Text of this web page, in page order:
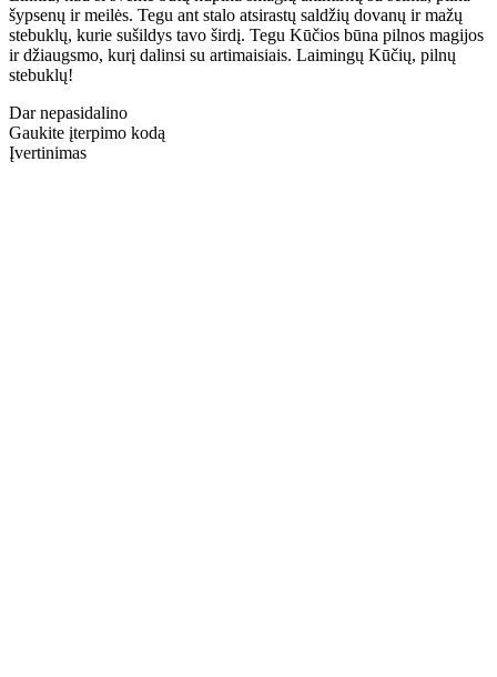
šypsenų ir meilės. Tegu ant stalo atsirastų saldžių dovanų ir mažų
stebuklų, kurie sušildys tavo širdį. Tegu Kūčios būna pilnos magijos
ir džiaugsmo, kurį dalinsi su artimaisiais. Laimingų Kūčių, pilnų
stebuklų!
Dar nepasidalino
Gaukite įterpimo kodą
Įvertinimas